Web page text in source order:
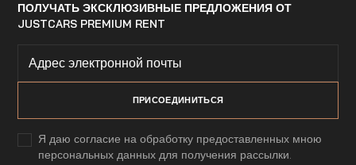
ПОЛУЧАТЬ ЭКСКЛЮЗИВНЫЕ ПРЕДЛОЖЕНИЯ ОТ
JUSTCARS PREMIUM RENT
Я даю согласие на обработку предоставленных мною
персональных данных для получения рассылки.